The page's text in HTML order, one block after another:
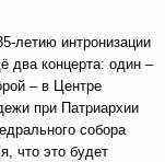
летию интронизации
два концерта: один –
– в Центре
при Патриархии
собора
что это будет